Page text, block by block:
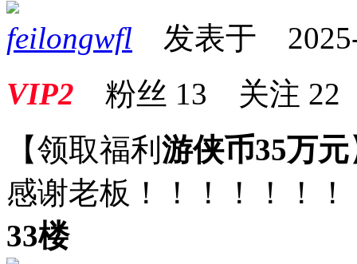
feilongwfl 发表于 2025-
VIP2 粉丝 13 关注 22
【领取福利 游侠币35万元
感谢老板！！！！！！！
33楼